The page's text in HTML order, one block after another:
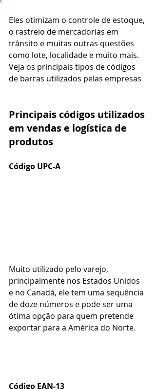
Eles otimizam o controle de estoque,
o rastreio de mercadorias em
trânsito e muitas outras questões
como lote, localidade e muito mais.
Veja os principais tipos de códigos
de barras utilizados pelas empresas
Principais códigos utilizados
em vendas e logística de
produtos
Código UPC-A
Muito utilizado pelo varejo,
principalmente nos Estados Unidos
e no Canadá, ele tem uma sequência
de doze números e pode ser uma
ótima opção para quem pretende
exportar para a América do Norte.
Código EAN-13